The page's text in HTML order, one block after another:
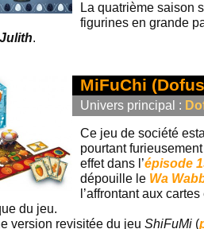
La quatrième saison
figurines en grande
.
MiFuChi
Univers principal :
Ce jeu de société
pourtant
effet dans l’épisode
dépouille le Wa
l’affrontant aux
du jeu.
version revisitée du jeu ShiFuMi (